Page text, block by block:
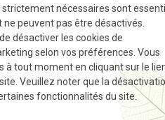
nécessaires sont
peuvent pas être désactivés.
désactiver les cookies de
selon vos préférences. Vous
à tout moment en cliquant sur le
Veuillez noter que la
fonctionnalités du site.